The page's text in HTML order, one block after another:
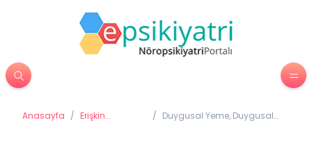
Anasayfa / Erişkin
/ Duygusal Yeme, Duygusal